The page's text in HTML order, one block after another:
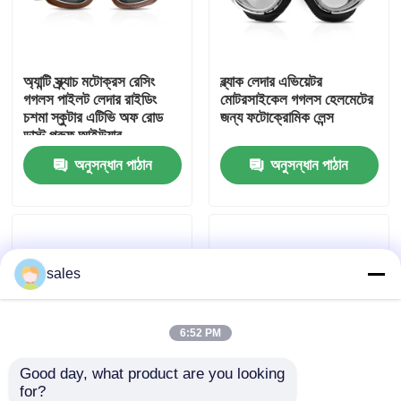
যোগাযোগ করুন
উদ্ধৃতির জন্য আবেদন
নিরাপত্তা চশমা গগলস
অ্যান্টি স্ক্র্যাচ মটোক্রস রেসিং
গগলস পাইলট লেদার রাইডিং
চশমা স্কুটার এটিভি অফ রোড
ডাস্ট প্রুফ আইউয়ার
অনুসন্ধান পাঠান
ব্ল্যাক লেদার এভিয়েটর
মোটরসাইকেল গগলস হেলমেটের
জন্য ফটোক্রোমিক লেন্স
অনুসন্ধান পাঠান
অ্যান্টি - স্ক্র্যাচ মোটোক্রস রেসিং
sales
6:52 PM
Good day, what product are you looking
for?